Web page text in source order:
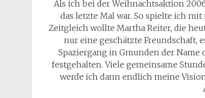
Als ich bei der Weihnachtsaktion
das letzte Mal war. So spielte ich
Zeitgleich wollte Martha Reiter, die
nur eine geschätzte Freundschaft,
Spaziergang in Gmunden der
festgehalten. Viele gemeinsame
werde ich dann endlich meine